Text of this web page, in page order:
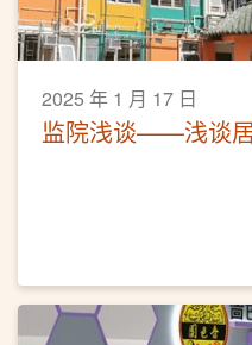
2025 年 1 月 17 日
监院浅谈——浅谈